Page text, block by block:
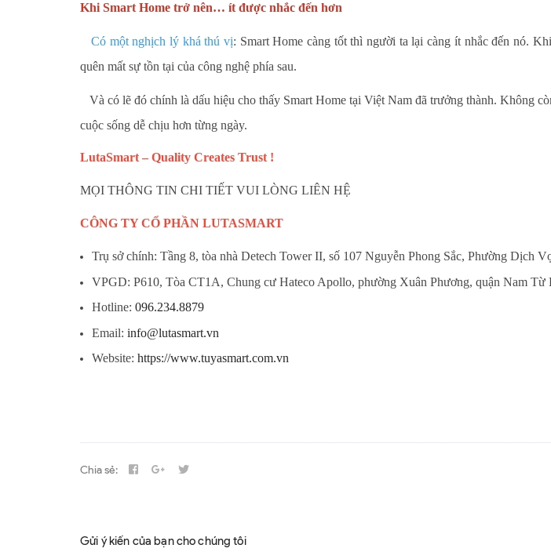
Khi Smart Home trở nên… ít được nhắc đến hơn
Có một nghịch lý khá thú vị: Smart Home càng tốt thì người ta lại càng ít nhắc đến nó.
quên mất sự tồn tại của công nghệ phía sau.
Và có lẽ đó chính là dấu hiệu cho thấy Smart Home tại Việt Nam đã trưởng thành. Không
cuộc sống dễ chịu hơn từng ngày.
LutaSmart – Quality Creates Trust !
MỌI THÔNG TIN CHI TIẾT VUI LÒNG LIÊN HỆ
CÔNG TY CỔ PHẦN LUTASMART
Trụ sở chính: Tầng 8, tòa nhà Detech Tower II, số 107 Nguyễn Phong Sắc, Phường Dịch
VPGD: P610, Tòa CT1A, Chung cư Hateco Apollo, phường Xuân Phương, quận Nam Từ
Hotline: 096.234.8879
Email: info@lutasmart.vn
Website: https://www.tuyasmart.com.vn
Chia sẻ:
Gửi ý kiến của bạn cho chúng tôi